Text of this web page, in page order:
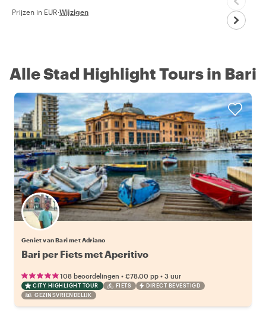
Prijzen in EUR·Wijzigen
Alle Stad Highlight Tours in Bari
Geniet van Bari met Adriano
Bari per Fiets met Aperitivo
108 beoordelingen • €78.00 pp • 3 uur
CITY HIGHLIGHT TOUR FIETS
DIRECT BEVESTIGD
GEZINSVRIENDELIJK